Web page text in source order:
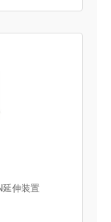
伸装置